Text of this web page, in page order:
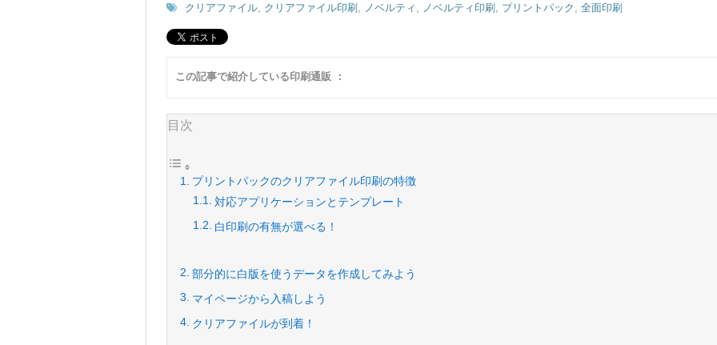
クリアファイル クリアファイル印刷 ノベルティ ノベルティ印刷 プリントパック ,全面印刷
この記事で紹介している印刷通販 ：
目次
プリントパックのクリアファイル印刷の特徴
対応アプリケーションとテンプレート
白印刷の有無が選べる！
部分的に白版を使うデータを作成してみよう
マイページから入稿しよう
クリアファイルが到着！